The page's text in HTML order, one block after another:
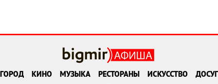
ГОРОД КИНО МУЗЫКА РЕСТОРАНЫ ИСКУССТВО ДОСУГ